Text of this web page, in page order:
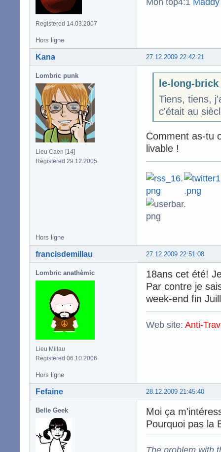
Registered 14.03.2007
Hors ligne
27.12.2009 22:42:21
Kana
Lombric punk
Lieu Caen [14]
Registered 29.12.2005
le-long-
Tiens, tiens,
c'était au
Comment as-tu
livable !
Hors ligne
27.12.2009 22:51:08
francisdemillau
Lombric anathèmic
Lieu Millau
Registered 06.10.2006
18ans cet été!
Par contre je
week-end fin
Web site: Anti-
Hors ligne
28.12.2009 21:45:40
Fefaine
Belle Geek
Moi ça
Pourquoi pas la
The problem with